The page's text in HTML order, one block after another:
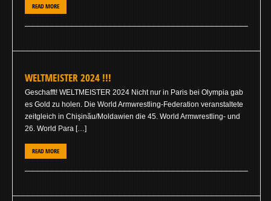
READ MORE
WELTMEISTER 2024 !!!
Geschafft! WELTMEISTER 2024 Nicht nur in Paris bei Olympia gab
es Gold zu holen. Die World Armwrestling-Federation veranstaltete
zeitgleich in Chişinău/Moldawien die 45. World Armwrestling- und
26. World Para […]
READ MORE